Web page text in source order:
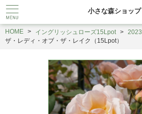
小さな森ショップ
HOME イングリッシュローズ15Lpot
ザ・レディ・オブ・ザ・レイク（15Lpot）